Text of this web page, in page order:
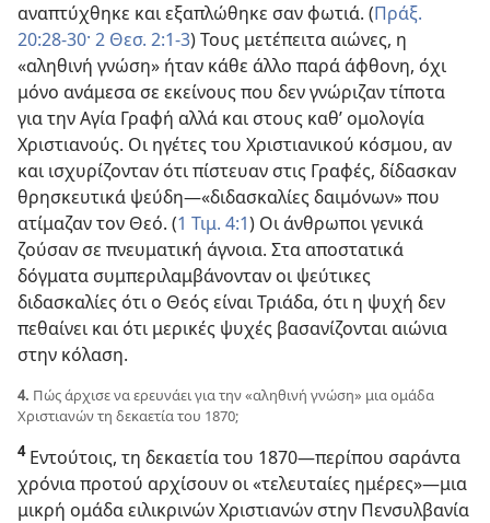
αναπτύχθηκε και εξαπλώθηκε σαν φωτιά. (Πράξ.
20:28-30· 2 Θεσ. 2:1-3) Τους μετέπειτα αιώνες, η
«αληθινή γνώση» ήταν κάθε άλλο παρά άφθονη, όχι
μόνο ανάμεσα σε εκείνους που δεν γνώριζαν τίποτα
για την Αγία Γραφή αλλά και στους καθ’ ομολογία
Χριστιανούς. Οι ηγέτες του Χριστιανικού κόσμου, αν
και ισχυρίζονταν ότι πίστευαν στις Γραφές, δίδασκαν
θρησκευτικά ψεύδη​—«διδασκαλίες δαιμόνων» που
ατίμαζαν τον Θεό. (1 Τιμ. 4:1) Οι άνθρωποι γενικά
ζούσαν σε πνευματική άγνοια. Στα αποστατικά
δόγματα συμπεριλαμβάνονταν οι ψεύτικες
διδασκαλίες ότι ο Θεός είναι Τριάδα, ότι η ψυχή δεν
πεθαίνει και ότι μερικές ψυχές βασανίζονται αιώνια
στην κόλαση.
4. Πώς άρχισε να ερευνάει για την «αληθινή γνώση» μια ομάδα
Χριστιανών τη δεκαετία του 1870;
4Εντούτοις, τη δεκαετία του 1870​—περίπου σαράντα
χρόνια προτού αρχίσουν οι «τελευταίες ημέρες»—​μια
μικρή ομάδα ειλικρινών Χριστιανών στην Πενσυλβανία